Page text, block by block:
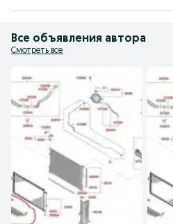
Все объявления автора
Смотреть все